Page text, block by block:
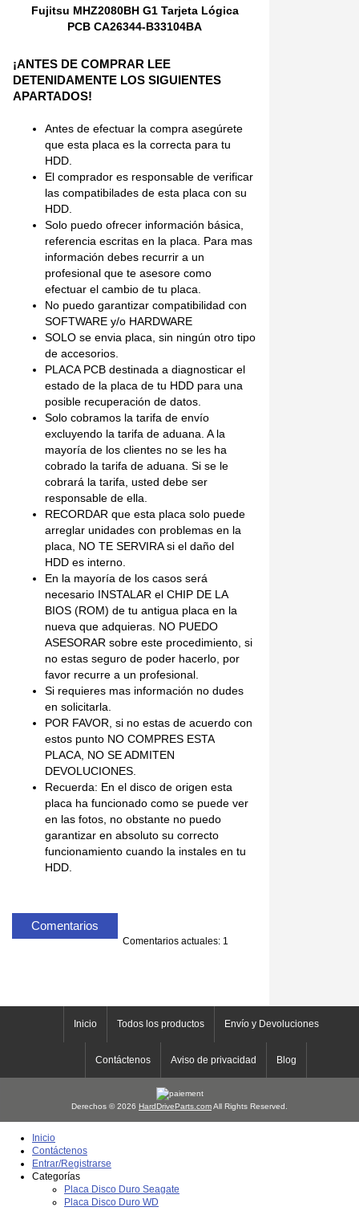
Fujitsu MHZ2080BH G1 Tarjeta Lógica
PCB CA26344-B33104BA
¡ANTES DE COMPRAR LEE
DETENIDAMENTE LOS SIGUIENTES
APARTADOS!
Antes de efectuar la compra asegúrete
que esta placa es la correcta para tu
HDD.
El comprador es responsable de verificar
las compatibilades de esta placa con su
HDD.
Solo puedo ofrecer información básica,
referencia escritas en la placa. Para mas
información debes recurrir a un
profesional que te asesore como
efectuar el cambio de tu placa.
No puedo garantizar compatibilidad con
SOFTWARE y/o HARDWARE
SOLO se envia placa, sin ningún otro tipo
de accesorios.
PLACA PCB destinada a diagnosticar el
estado de la placa de tu HDD para una
posible recuperación de datos.
Solo cobramos la tarifa de envío
excluyendo la tarifa de aduana. A la
mayoría de los clientes no se les ha
cobrado la tarifa de aduana. Si se le
cobrará la tarifa, usted debe ser
responsable de ella.
RECORDAR que esta placa solo puede
arreglar unidades con problemas en la
placa, NO TE SERVIRA si el daño del
HDD es interno.
En la mayoría de los casos será
necesario INSTALAR el CHIP DE LA
BIOS (ROM) de tu antigua placa en la
nueva que adquieras. NO PUEDO
ASESORAR sobre este procedimiento, si
no estas seguro de poder hacerlo, por
favor recurre a un profesional.
Si requieres mas información no dudes
en solicitarla.
POR FAVOR, si no estas de acuerdo con
estos punto NO COMPRES ESTA
PLACA, NO SE ADMITEN
DEVOLUCIONES.
Recuerda: En el disco de origen esta
placa ha funcionado como se puede ver
en las fotos, no obstante no puedo
garantizar en absoluto su correcto
funcionamiento cuando la instales en tu
HDD.
Comentarios
Comentarios actuales: 1
Inicio Todos los productos Envío y Devoluciones
Contáctenos Aviso de privacidad Blog
Derechos © 2026 HardDriveParts.comAll Rights Reserved.
Inicio
Contáctenos
Entrar/Registrarse
Categorías
Placa Disco Duro Seagate
Placa Disco Duro WD